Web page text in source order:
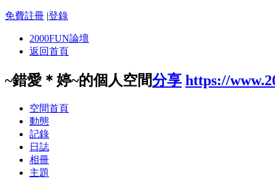
免費註冊 |登錄
2000FUN論壇
返回首頁
~錯愛＊婷~的個人空間分享 https://
空間首頁
動態
記錄
日誌
相冊
主題